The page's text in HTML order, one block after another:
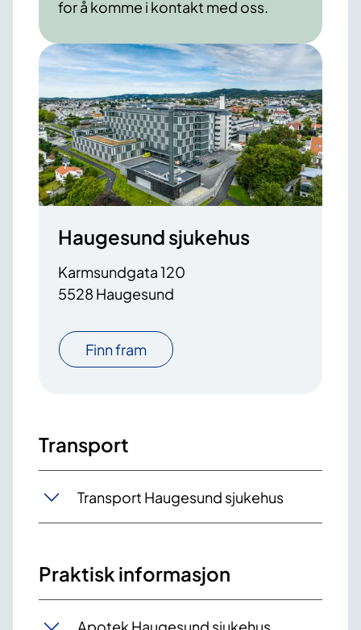
for å komme i kontakt med oss.
Haugesund sjukehus
Karmsundgata 120
5528 Haugesund
Finn fram
Transport
Transport Haugesund sjukehus
Praktisk informasjon